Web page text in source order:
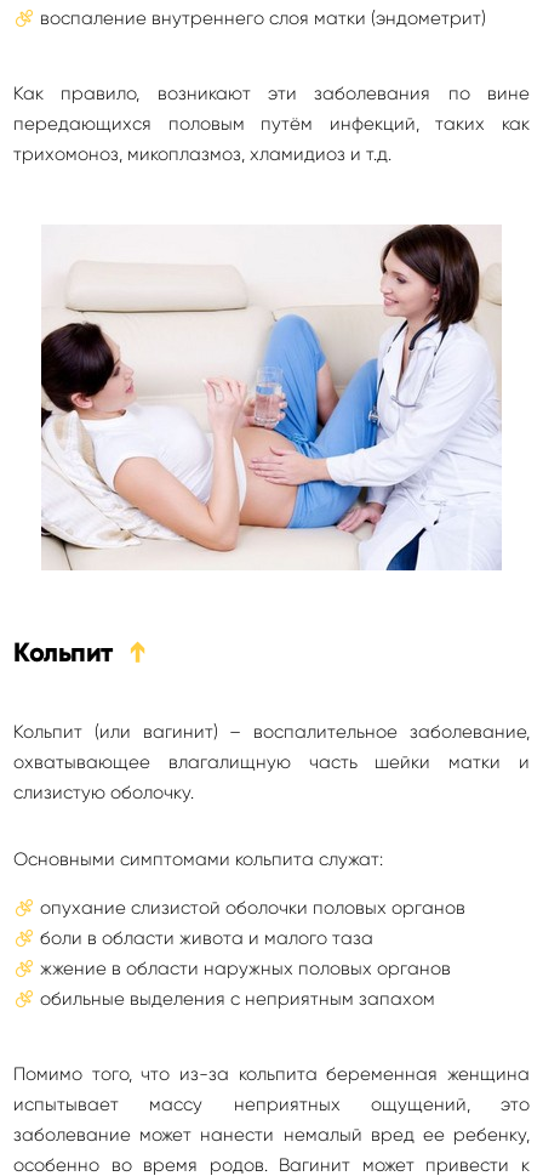
воспаление внутреннего слоя матки (эндометрит)
Как правило, возникают эти заболевания по вине
передающихся половым путём инфекций, таких как
трихомоноз, микоплазмоз, хламидиоз и т.д.
Кольпит ➔
Кольпит (или вагинит) – воспалительное заболевание,
охватывающее влагалищную часть шейки матки и
слизистую оболочку.
Основными симптомами кольпита служат:
опухание слизистой оболочки половых органов
боли в области живота и малого таза
жжение в области наружных половых органов
обильные выделения с неприятным запахом
Помимо того, что из-за кольпита беременная женщина
испытывает массу неприятных ощущений, это
заболевание может нанести немалый вред ее ребенку,
особенно во время родов. Вагинит может привести к